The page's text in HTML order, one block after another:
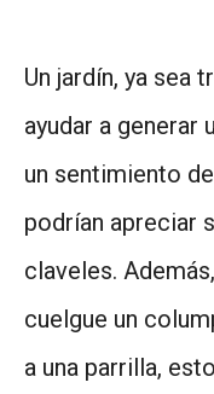
Un jardín, ya sea
ayudar a generar
un sentimiento
podrían apreciar
claveles.
cuelgue un
a una parrilla,